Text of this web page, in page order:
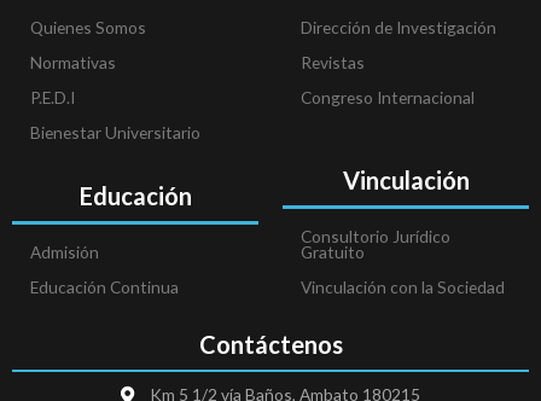
Quienes Somos
Normativas
P.E.D.I
Bienestar Universitario
Educación
Admisión
Educación Continua
Dirección de Investigación
Revistas
Congreso Internacional
Vinculación
Consultorio Jurídico
Gratuito
Vinculación con la Sociedad
Contáctenos
Km 5 1/2 vía Baños, Ambato 180215